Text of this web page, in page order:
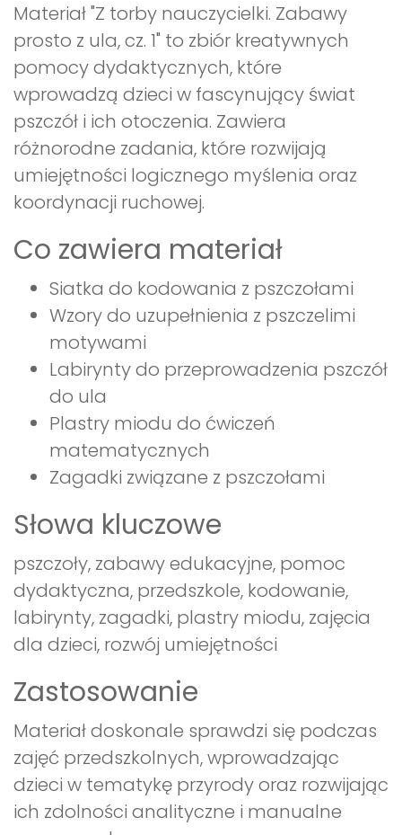
Materiał "Z torby nauczycielki. Zabawy
prosto z ula, cz. 1" to zbiór kreatywnych
pomocy dydaktycznych, które
wprowadzą dzieci w fascynujący świat
pszczół i ich otoczenia. Zawiera
różnorodne zadania, które rozwijają
umiejętności logicznego myślenia oraz
koordynacji ruchowej.
Co zawiera materiał
Siatka do kodowania z pszczołami
Wzory do uzupełnienia z pszczelimi
motywami
Labirynty do przeprowadzenia pszczół
do ula
Plastry miodu do ćwiczeń
matematycznych
Zagadki związane z pszczołami
Słowa kluczowe
pszczoły, zabawy edukacyjne, pomoc
dydaktyczna, przedszkole, kodowanie,
labirynty, zagadki, plastry miodu, zajęcia
dla dzieci, rozwój umiejętności
Zastosowanie
Materiał doskonale sprawdzi się podczas
zajęć przedszkolnych, wprowadzając
dzieci w tematykę przyrody oraz rozwijając
ich zdolności analityczne i manualne